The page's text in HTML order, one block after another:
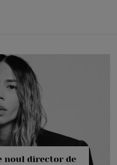
noul director de